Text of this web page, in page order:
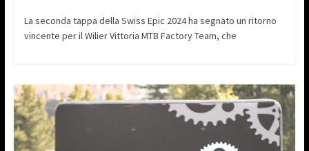
La seconda tappa della Swiss Epic 2024 ha segnato un ritorno
vincente per il Wilier Vittoria MTB Factory Team, che